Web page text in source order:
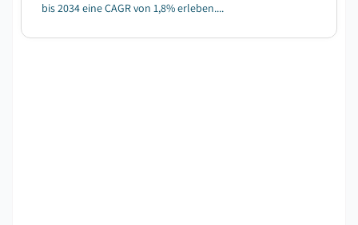
bis 2034 eine CAGR von 1,8% erleben....